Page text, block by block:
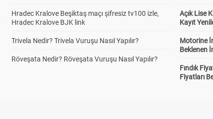
Hradec Kralove Beşiktaş maçı şifresiz tv100 izle,
Hradec Kralove BJK link
Trivela Nedir? Trivela Vuruşu Nasıl Yapılır?
Röveşata Nedir? Röveşata Vuruşu Nasıl Yapılır?
Açık Lise
Kayıt
Motorine
Beklenen
Fındık
Fiyatları